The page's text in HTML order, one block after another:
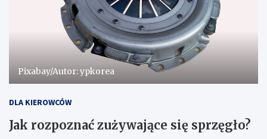
Pixabay/Autor: ypkorea
DLA KIEROWCÓW
Jak rozpoznać zużywające się sprzęgło?